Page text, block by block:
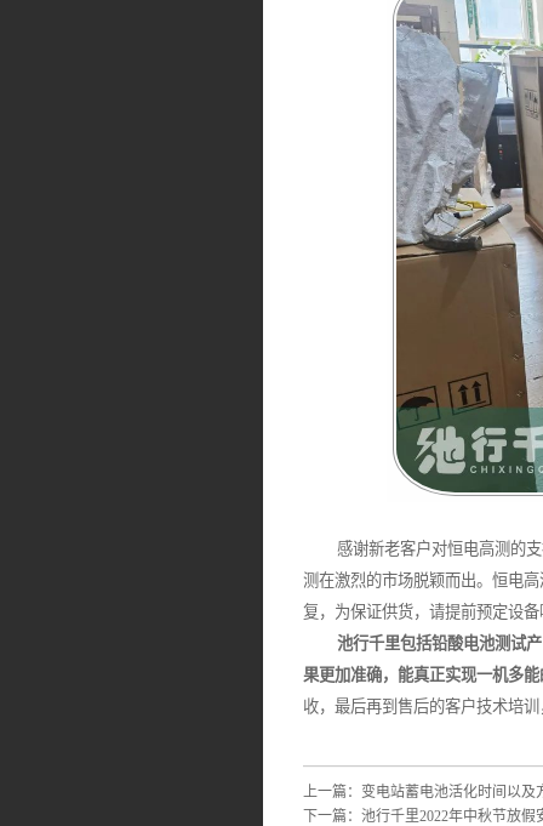
感谢新老客户对恒电高测的支
测在激烈的市场脱颖而出。恒电
复，为保证供货，请提前预定设备
池行千里包括铅酸电池测试产
果更加准确，能真正实现一机多
收，最后再到售后的客户技术培
上一篇： 变电站蓄电池活化时间以及
下一篇： 池行千里2022年中秋节放假